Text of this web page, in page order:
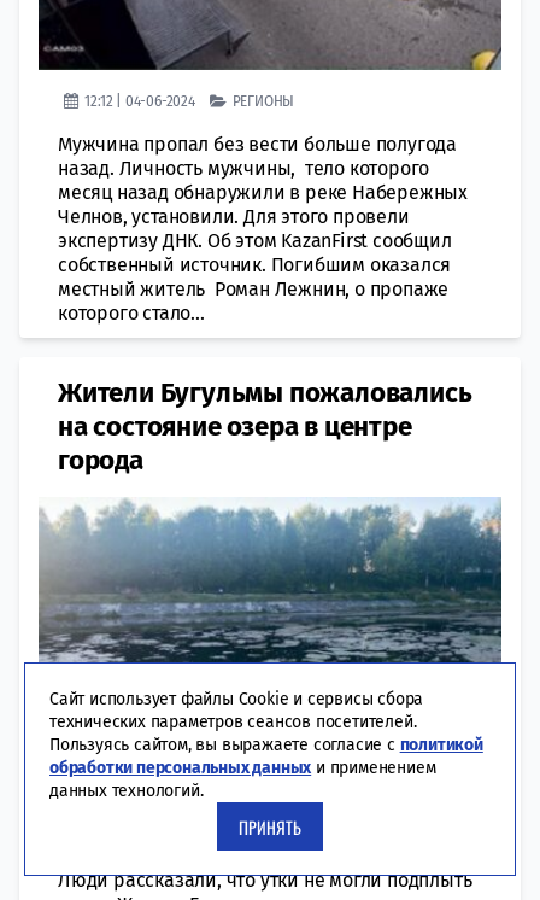
12:12 | 04-06-2024 РЕГИОНЫ
Мужчина пропал без вести больше полугода
назад. Личность мужчины, тело которого
месяц назад обнаружили в реке Набережных
Челнов, установили. Для этого провели
экспертизу ДНК. Об этом KazanFirst сообщил
собственный источник. Погибшим оказался
местный житель Роман Лежнин, о пропаже
которого стало...
Жители Бугульмы пожаловались
на состояние озера в центре
города
РЕГИОНЫ
Люди рассказали, что утки не могли подплыть
Сайт использует файлы Cookie и сервисы сбора
технических параметров сеансов посетителей.
Пользуясь сайтом, вы выражаете согласие с политикой
обработки персональных данных и применением
данных технологий.
ПРИНЯТЬ